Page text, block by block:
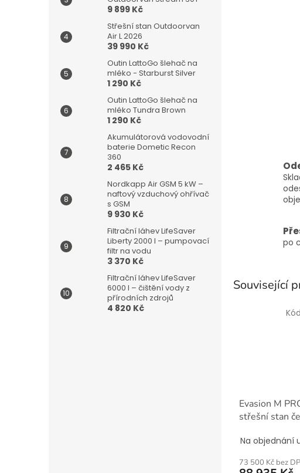
9 899 Kč
Střešní stan Outdoorvan
Air L 2026
39 990 Kč
Outin LattoGo šlehač na
mléko - Starburst Silver
1 290 Kč
Outin LattoGo šlehač na
mléko Tundra Brown
1 290 Kč
Akumulátorová vodovodní
baterie Dometic Recon
360
2 465 Kč
Nordkapp Air GSM 5 kW –
naftový vzduchový ohřívač
s GSM
9 930 Kč
Filtrační láhev LifeSaver
Liberty 2000 l – pumpovací
filtr na vodu
3 370 Kč
Filtrační láhev LifeSaver
6000 l – čištění vody z
přírodních zdrojů
4 820 Kč
po
Související
Evasion M
střešní stan
Na objednání
73 500 Kč bez